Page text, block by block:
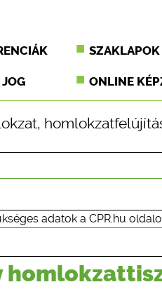
SZAKLAPOK
ONLINE
,
adatok a CPR.hu